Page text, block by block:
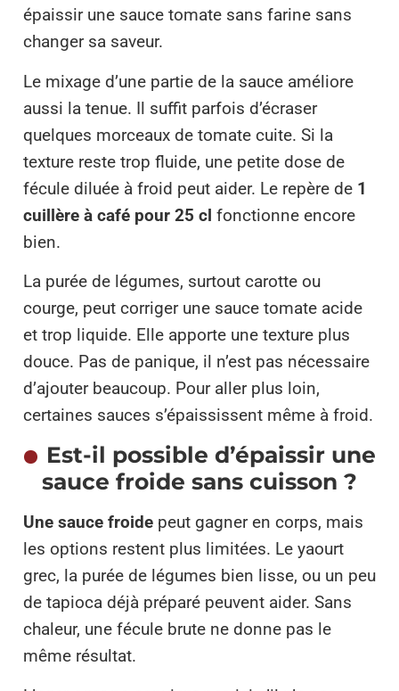
épaissir une sauce tomate sans farine sans
changer sa saveur.
Le mixage d’une partie de la sauce améliore
aussi la tenue. Il suffit parfois d’écraser
quelques morceaux de tomate cuite. Si la
texture reste trop fluide, une petite dose de
fécule diluée à froid peut aider. Le repère de 1
cuillère à café pour 25 cl fonctionne encore
bien.
La purée de légumes, surtout carotte ou
courge, peut corriger une sauce tomate acide
et trop liquide. Elle apporte une texture plus
douce. Pas de panique, il n’est pas nécessaire
d’ajouter beaucoup. Pour aller plus loin,
certaines sauces s’épaississent même à froid.
Est-il possible d’épaissir une
sauce froide sans cuisson ?
Une sauce froide peut gagner en corps, mais
les options restent plus limitées. Le yaourt
grec, la purée de légumes bien lisse, ou un peu
de tapioca déjà préparé peuvent aider. Sans
chaleur, une fécule brute ne donne pas le
même résultat.